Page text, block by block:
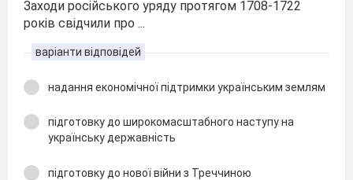
Заходи російського уряду протягом 1708-1722
років свідчили про ...
варіанти відповідей
надання економічної підтримки українським землям
підготовку до широкомасштабного наступу на
українську державність
підготовку до нової війни з Треччиною